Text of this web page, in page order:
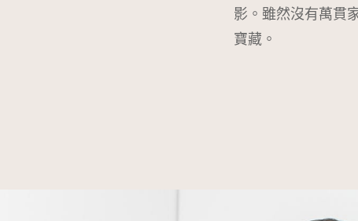
影。雖然沒有萬貫
寶藏。